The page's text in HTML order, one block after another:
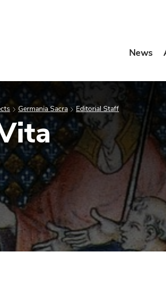
News
Germania Sacra Editorial Staff